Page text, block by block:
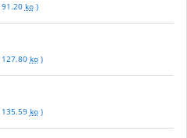
91.20 ko)
127.80 ko)
135.59 ko)